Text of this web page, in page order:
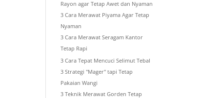
Rayon agar Tetap Awet dan Nyaman
3 Cara Merawat Piyama Agar Tetap
Nyaman
3 Cara Merawat Seragam Kantor
Tetap Rapi
3 Cara Tepat Mencuci Selimut Tebal
3 Strategi "Mager" tapi Tetap
Pakaian Wangi
3 Teknik Merawat Gorden Tetap